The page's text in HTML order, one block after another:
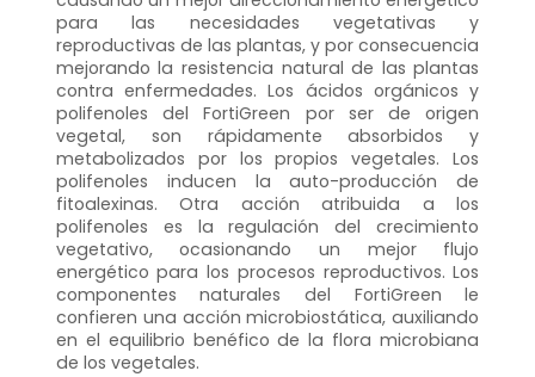
para las necesidades vegetativas y
reproductivas de las plantas, y por consecuencia
mejorando la resistencia natural de las plantas
contra enfermedades. Los ácidos orgánicos y
polifenoles del FortiGreen por ser de origen
vegetal, son rápidamente absorbidos y
metabolizados por los propios vegetales. Los
polifenoles inducen la auto-producción de
fitoalexinas. Otra acción atribuida a los
polifenoles es la regulación del crecimiento
vegetativo, ocasionando un mejor flujo
energético para los procesos reproductivos. Los
componentes naturales del FortiGreen le
confieren una acción microbiostática, auxiliando
en el equilibrio benéfico de la flora microbiana
de los vegetales.